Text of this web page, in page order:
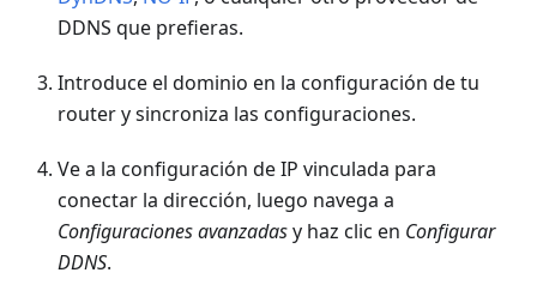
DDNS que prefieras.
Introduce el dominio en la configuración de tu
router y sincroniza las configuraciones.
Ve a la configuración de IP vinculada para
conectar la dirección, luego navega a
Configuraciones avanzadasy haz clic en Configurar
DDNS.